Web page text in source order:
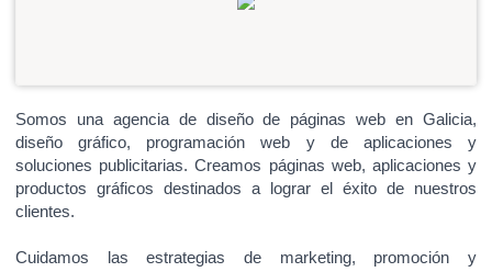
Somos una agencia de diseño de páginas web en Galicia,
diseño gráfico, programación web y de aplicaciones y
soluciones publicitarias. Creamos páginas web, aplicaciones y
productos gráficos destinados a lograr el éxito de nuestros
clientes.
Cuidamos las estrategias de marketing, promoción y